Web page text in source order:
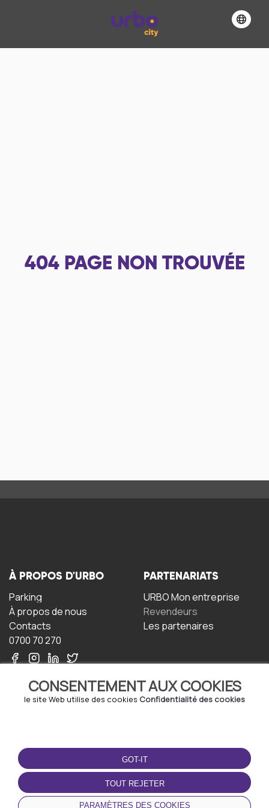
404 PAGE NON TROUVÉE
CONSENTEMENT AUX COOKIES
le site Web utilise des cookies Confidentialité des cookies
GOT-IT
TOUT REJETER
PARAMÈTRES DES COOKIES
À PROPOS D'URBO
Parking
À propos de nous
Contacts
0700 70 270
PARTENARIATS
URBO Mon entreprise
Revendeurs
Les partenaires
TERMS-OF-USE
Termes et conditions
Politique de confidentialité
Politique relative aux
cookies
TÉLÉCHARGEZ
L'APPLICATION